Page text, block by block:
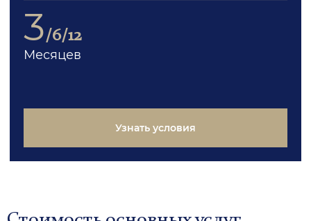
3/6/12
Месяцев
Узнать условия